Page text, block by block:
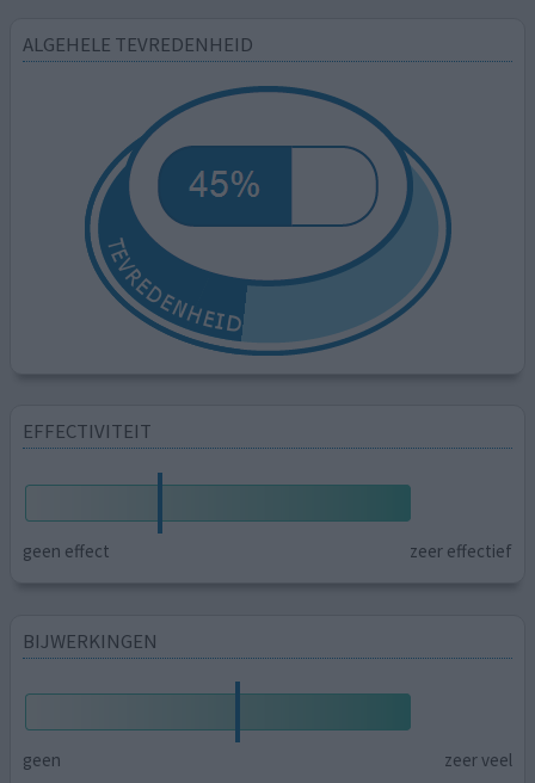
ALGEHELE TEVREDENHEID
EFFECTIVITEIT
geen effect zeer effectief
BIJWERKINGEN
geen zeer veel